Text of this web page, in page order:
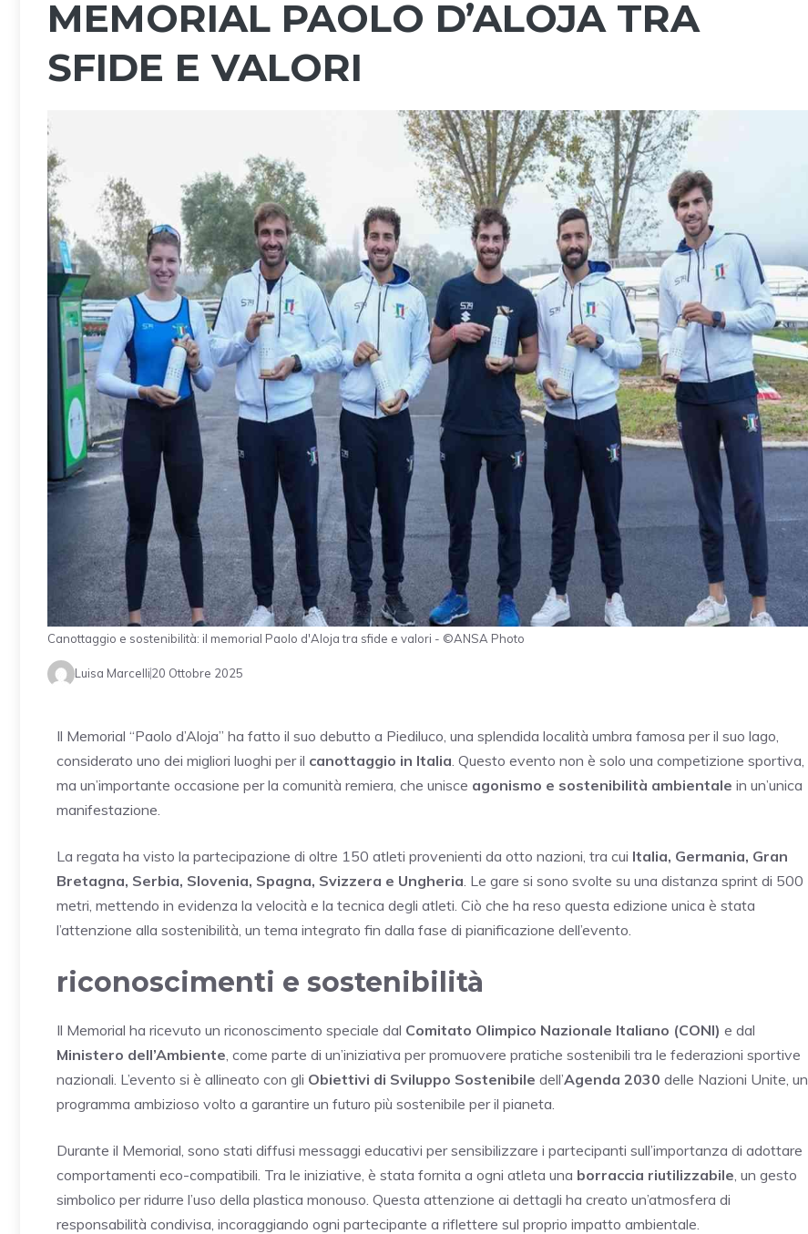
MEMORIAL PAOLO D’ALOJA TRA
SFIDE E VALORI
Canottaggio e sostenibilità: il memorial Paolo d'Aloja tra sfide e valori - ©ANSA Photo
Luisa Marcelli20 Ottobre 2025
Il Memorial “Paolo d’Aloja” ha fatto il suo debutto a Piediluco, una splendida località umbra famosa per il suo lago,
considerato uno dei migliori luoghi per il canottaggio in Italia . Questo evento non è solo una competizione sportiva,
ma un’importante occasione per la comunità remiera, che unisce agonismo e sostenibilità ambientale in un’unica
manifestazione.
La regata ha visto la partecipazione di oltre 150 atleti provenienti da otto nazioni, tra cui Italia, Germania, Gran
Bretagna, Serbia, Slovenia, Spagna, Svizzera e Ungheria . Le gare si sono svolte su una distanza sprint di 500
metri, mettendo in evidenza la velocità e la tecnica degli atleti. Ciò che ha reso questa edizione unica è stata
l’attenzione alla sostenibilità, un tema integrato fin dalla fase di pianificazione dell’evento.
riconoscimenti e sostenibilità
Il Memorial ha ricevuto un riconoscimento speciale dal Comitato Olimpico Nazionale Italiano (CONI) e dal
Ministero dell’Ambiente , come parte di un’iniziativa per promuovere pratiche sostenibili tra le federazioni sportive
nazionali. L’evento si è allineato con gli Obiettivi di Sviluppo Sostenibile dell’Agenda 2030 delle Nazioni Unite, un
programma ambizioso volto a garantire un futuro più sostenibile per il pianeta.
Durante il Memorial, sono stati diffusi messaggi educativi per sensibilizzare i partecipanti sull’importanza di adottare
comportamenti eco-compatibili. Tra le iniziative, è stata fornita a ogni atleta una borraccia riutilizzabile , un gesto
simbolico per ridurre l’uso della plastica monouso. Questa attenzione ai dettagli ha creato un’atmosfera di
responsabilità condivisa, incoraggiando ogni partecipante a riflettere sul proprio impatto ambientale.